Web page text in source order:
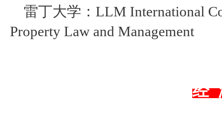
雷丁大学： LLM International
Property Law and Management
经